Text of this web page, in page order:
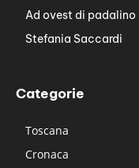
Ad ovest di padalino
Stefania Saccardi
Categorie
Toscana
Cronaca